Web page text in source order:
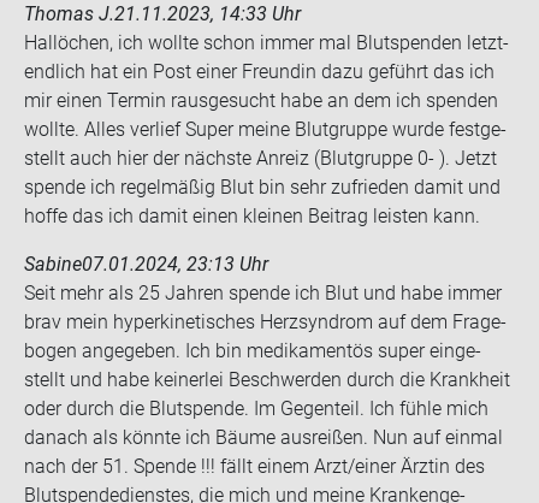
Thomas J.21.11.2023, 14:33 Uhr
Hal­lö­chen, ich woll­te schon immer mal Blut­spen­den letzt­
end­lich hat ein Post einer Freun­din dazu ge­führt das ich
mir einen Ter­min raus­ge­sucht habe an dem ich spen­den
woll­te. Alles ver­lief Super meine Blut­grup­pe wurde fest­ge­
stellt auch hier der nächs­te An­reiz (Blut­grup­pe 0- ). Jetzt
spen­de ich re­gel­mä­ßig Blut bin sehr zu­frie­den damit und
hoffe das ich damit einen klei­nen Bei­trag leis­ten kann.
Sabine07.01.2024, 23:13 Uhr
Seit mehr als 25 Jah­ren spen­de ich Blut und habe immer
brav mein hy­per­ki­ne­ti­sches Herz­syn­drom auf dem Fra­ge­
bo­gen an­ge­ge­ben. Ich bin me­di­ka­men­tös super ein­ge­
stellt und habe kei­ner­lei Be­schwer­den durch die Krank­heit
oder durch die Blut­spen­de. Im Ge­gen­teil. Ich fühle mich
da­nach als könn­te ich Bäume aus­rei­ßen. Nun auf ein­mal
nach der 51. Spen­de !!! fällt einem Arzt/einer Ärz­tin des
Blut­spen­de­diens­tes, die mich und meine Kran­ken­ge­